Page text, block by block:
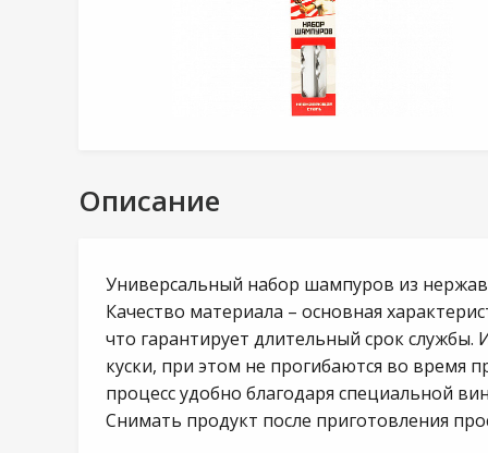
Описание
Универсальный набор шампуров из
Качество материала – основная
что гарантирует длительный срок
куски, при этом не прогибаются во время
процесс удобно благодаря специальной
Снимать продукт после приготовления